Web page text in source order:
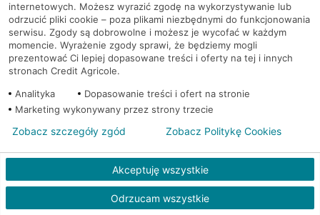
Oświęcim, Śniadeckiego
24
Bankomat (Planet
Cash)
Oświęcim, ul. Garbarska 1a
Oświęcim, ul. Górnickiego 1 Bankomat (Euronet)
Oświęcim, ul. Królowej
Jadwigi
Bankomat
(Euronet)
Oświęcim, ul. Królowej Jadwigi Bankomat
(Euronet)
internetowych. Możesz wyrazić zgodę na wykorzystywanie lub
odrzucić pliki cookie – poza plikami niezbędnymi do funkcjonowania
serwisu. Zgody są dobrowolne i możesz je wycofać w każdym
momencie. Wyrażenie zgody sprawi, że będziemy mogli
prezentować Ci lepiej dopasowane treści i oferty na tej i innych
stronach Credit Agricole.
Analityka
Dopasowanie treści i ofert na stronie
Marketing wykonywany przez strony trzecie
Akceptuję wszystkie
Odrzucam wszystkie
Zobacz szczegóły zgód Zobacz Politykę Cookies